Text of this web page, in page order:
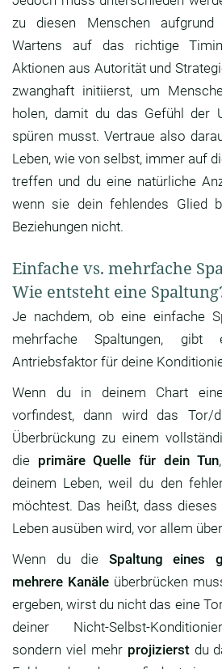
zu diesen Menschen aufgrund
Wartens auf das richtige
Aktionen aus Autorität und
zwanghaft initiierst, um
holen, damit du das Gefühl der
spüren musst. Vertraue also
Leben, wie von selbst, immer auf
treffen und du eine natürliche
wenn sie dein fehlendes Glied
Beziehungen nicht.
Einfache vs. mehrfache
Wie entsteht eine
Je nachdem, ob eine einfache
mehrfache Spaltungen, gibt
Antriebsfaktor für deine
Wenn du in deinem Chart
vorfindest, dann wird das Tor/
Überbrückung zu einem
die primäre Quelle für dein Tun
deinem Leben, weil du den
möchtest. Das heißt, dass
Leben ausüben wird, vor allem
Wenn du die Spaltung eines
mehrere Kanäle überbrücken
ergeben, wirst du nicht das eine
deiner Nicht-Selbst-
sondern viel mehr projizierstdu